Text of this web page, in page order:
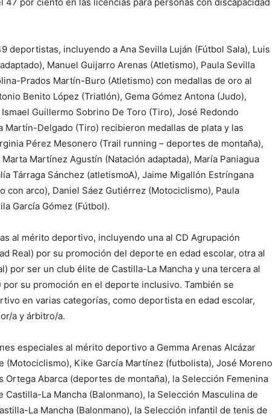
deportistas, incluyendo a Ana Sevilla Luján (Fútbol Sala), Luis
Manuel Guijarro Arenas (Atletismo), Paula Sevilla
Prados Martín-Buro (Atletismo) con medallas de oro al
Benito López (Triatlón), Gema Gómez Antona (Judo),
Guillermo Sobrino De Toro (Tiro), José Redondo
Martín-Delgado (Tiro) recibieron medallas de plata y las
Pérez Mesonero (Trail running – deportes de montaña),
Martínez Agustín (Natación adaptada), María Paniagua
Tárraga Sánchez (atletismoA), Jaime Migallón Estríngana
con arco), Daniel Sáez Gutiérrez (Motociclismo), Paula
García Gómez (Fútbol).
al mérito deportivo, incluyendo una al CD Agrupación
Real) por su promoción del deporte en edad escolar, otra al
por ser un club élite de Castilla-La Mancha y una tercera al
por su promoción en el deporte inclusivo. También se
en varias categorías, como deportista en edad escolar,
a y árbitro/a.
especiales al mérito deportivo a Gemma Arenas Alcázar
(Motociclismo), Kike García Martínez (futbolista), José Moreno
Ortega Abarca (deportes de montaña), la Selección Femenina
La Mancha (Balonmano), la Selección Masculina de
La Mancha (Balonmano), la Selección infantil de tenis de